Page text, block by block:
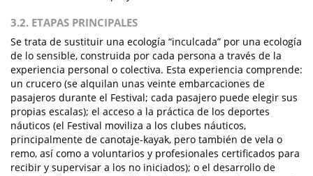
3.2. ETAPAS PRINCIPALES
Se trata de sustituir una ecología “inculcada” por una ecología
de lo sensible, construida por cada persona a través de la
experiencia personal o colectiva. Esta experiencia comprende:
un crucero (se alquilan unas veinte embarcaciones de
pasajeros durante el Festival; cada pasajero puede elegir sus
propias escalas); el acceso a la práctica de los deportes
náuticos (el Festival moviliza a los clubes náuticos,
principalmente de canotaje-kayak, pero también de vela o
remo, así como a voluntarios y profesionales certificados para
recibir y supervisar a los no iniciados); o el desarrollo de